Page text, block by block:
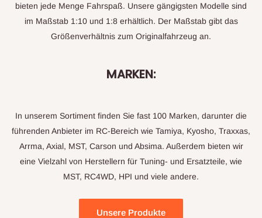
bieten jede Menge Fahrspaß. Unsere gängigsten Modelle sind
im Maßstab 1:10 und 1:8 erhältlich. Der Maßstab gibt das
Größenverhältnis zum Originalfahrzeug an.
MARKEN:
In unserem Sortiment finden Sie fast 100 Marken, darunter die
führenden Anbieter im RC-Bereich wie Tamiya, Kyosho, Traxxas,
Arrma, Axial, MST, Carson und Absima. Außerdem bieten wir
eine Vielzahl von Herstellern für Tuning- und Ersatzteile, wie
MST, RC4WD, HPI und viele andere.
Unsere Produkte